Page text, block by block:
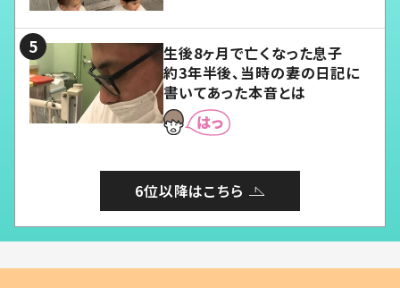
生後8ヶ月で亡くなった息子
約3年半後、当時の妻の日記に
書いてあった本音とは
6位以降はこちら